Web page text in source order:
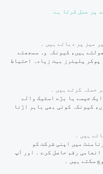
پر عمل کرتا ہے:
میز پر دباتے ہیں ۔
ہیں، کیونکہ وہ سمجھتے
پوکر پلیئرز بہت زیادہ احتیاط
حملہ کرتے ہیں ۔
جیسے یا بڑے اسٹیک والے
کیونکہ کوئی بھی باہر اڑنا
ہیں ۔
میں اپنی شرکت کو
رقم حاصل کرے ۔ اور آپ
سکتے ہیں ۔